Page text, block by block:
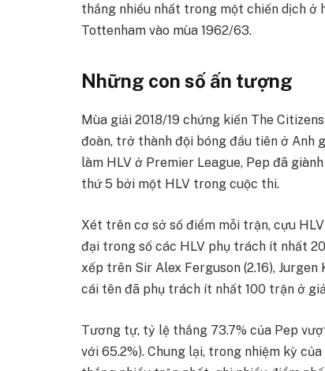
thắng nhiều nhất trong một chiến dịch ở
Tottenham vào mùa 1962/63.
Những con số ấn tượng
Mùa giải 2018/19 chứng kiến The
đoàn, trở thành đội bóng đầu tiên ở Anh
làm HLV ở Premier League, Pep đã
thứ 5 bởi một HLV trong cuộc thi.
Xét trên cơ sở số điểm mỗi trận, cựu
đại trong số các HLV phụ trách ít nhất
xếp trên Sir Alex Ferguson (2.16),
cái tên đã phụ trách ít nhất 100 trận ở
Tương tự, tỷ lệ thắng 73.7% của Pep
với 65.2%). Chung lại, trong nhiệm kỳ